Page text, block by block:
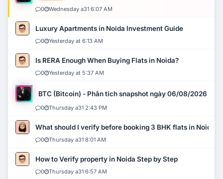
0 Wednesday a31 6:07 AM
Luxury Apartments in Noida Investment Guide
0 Yesterday at 6:13 AM
Is RERA Enough When Buying Flats in Noida?
0 Yesterday at 5:37 AM
BTC (Bitcoin) - Phân tích snapshot ngày 06/08/2026
0 Thursday a31 2:43 PM
What should I verify before booking 3 BHK flats in Noida?
0 Thursday a31 8:01 AM
How to Verify property in Noida Step by Step
0 Thursday a31 6:57 AM